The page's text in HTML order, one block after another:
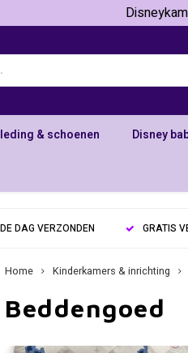
& schoenen Disney
DAG VERZONDEN GRATIS
Home Kinderkamers & inrichting
Beddengoed